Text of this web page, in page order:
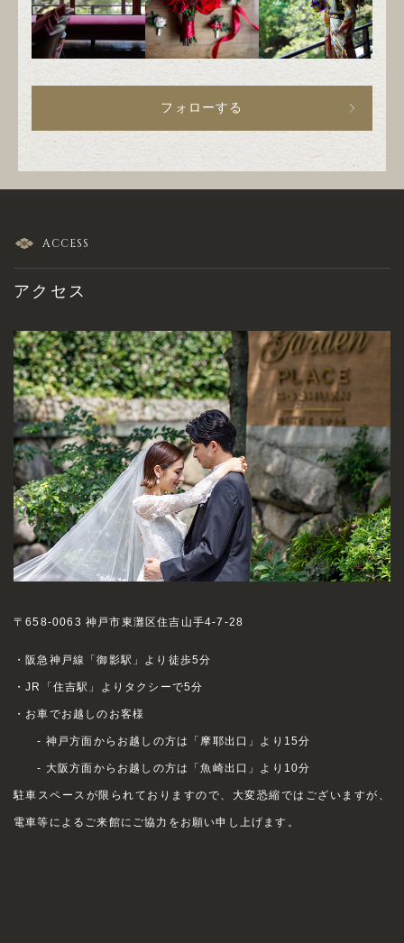
フォローする
ACCESS
アクセス
〒658-0063 神戸市東灘区住吉山手4-7-28
・阪急神戸線「御影駅」より徒歩5分
・JR「住吉駅」よりタクシーで5分
・お車でお越しのお客様
- 神戸方面からお越しの方は「摩耶出口」より15分
- 大阪方面からお越しの方は「魚崎出口」より10分
駐車スペースが限られておりますので、大変恐縮ではございますが、
電車等によるご来館にご協力をお願い申し上げます。